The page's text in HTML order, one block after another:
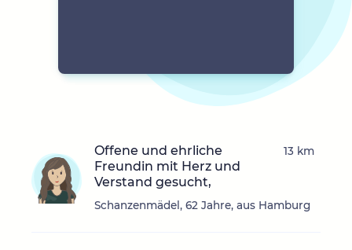
Offene und ehrliche
Freundin mit Herz und
Verstand gesucht,
Schanzenmädel, 62 Jahre, aus Hamburg
13 km